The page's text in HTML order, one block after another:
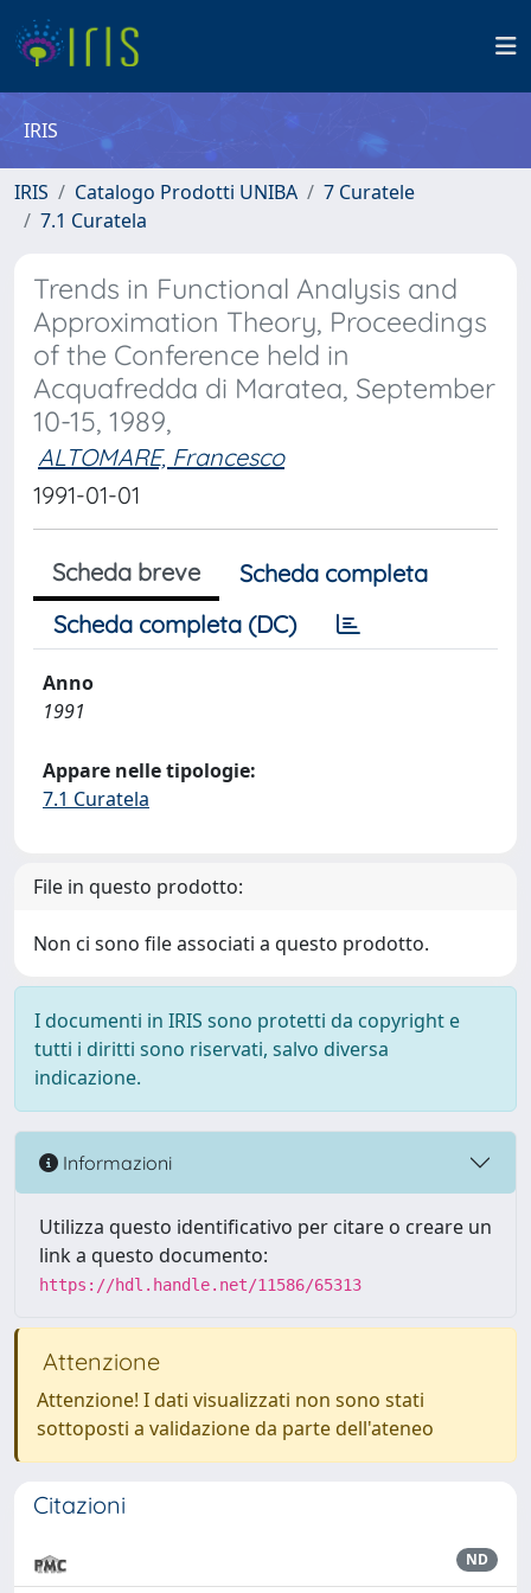
IRIS
IRIS Catalogo Prodotti UNIBA
7 Curatele
7.1 Curatela
Trends in Functional Analysis and
Approximation Theory, Proceedings
of the Conference held in
Acquafredda di Maratea, September
10-15, 1989,
ALTOMARE, Francesco
1991-01-01
Scheda breve
Scheda completa
Scheda completa (DC)
Anno
1991
Appare nelle tipologie:
7.1 Curatela
File in questo prodotto:
Non ci sono file associati a questo prodotto.
I documenti in IRIS sono protetti da copyright e
tutti i diritti sono riservati, salvo diversa
indicazione.
Informazioni
Utilizza questo identificativo per citare o creare un
link a questo documento:
https://hdl.handle.net/11586/65313
Attenzione
Attenzione! I dati visualizzati non sono stati
sottoposti a validazione da parte dell'ateneo
Citazioni
ND